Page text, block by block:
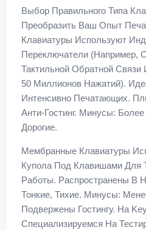
Выбор Правильного Типа
Преобразить Ваш Опыт
Клавиатуры Используют
Переключатели (например,
Тактильной Обратной Связи
50 Миллионов Нажатий).
Интенсивно Печатающих.
Анти-Гостинг. Минусы:
Дорогие.
Мембранные Клавиатуры
Купола Под Клавишами Для
Работы. Распространены В
Тонкие, Тихие. Минусы:
Подвержены Гостингу. На
Специализируемся На